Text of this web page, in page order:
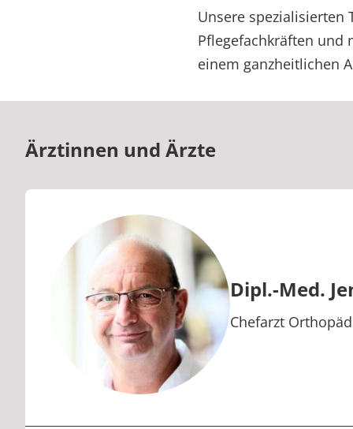
Unsere spezialisierten
Pflegefachkräften und
einem ganzheitlichen
Ärztinnen und Ärzte
Dipl.-Med.
Berufstitel:
Chefarzt